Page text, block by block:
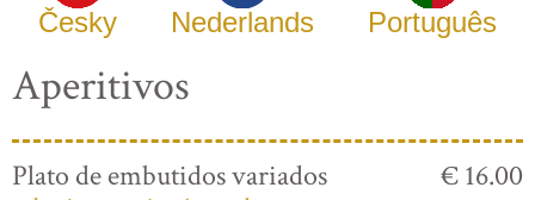
Česky Nederlands Português
Aperitivos
Plato de embutidos variados € 16.00